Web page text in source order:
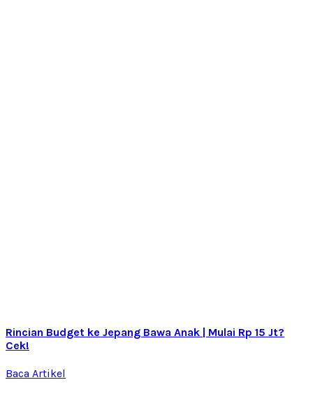
Rincian Budget ke Jepang Bawa Anak | Mulai Rp 15 Jt?
Cek!
Baca Artikel